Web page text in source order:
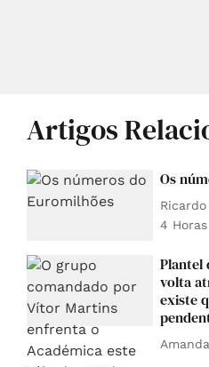
Artigos
Os
4 Horas
Plantel
volta
existe